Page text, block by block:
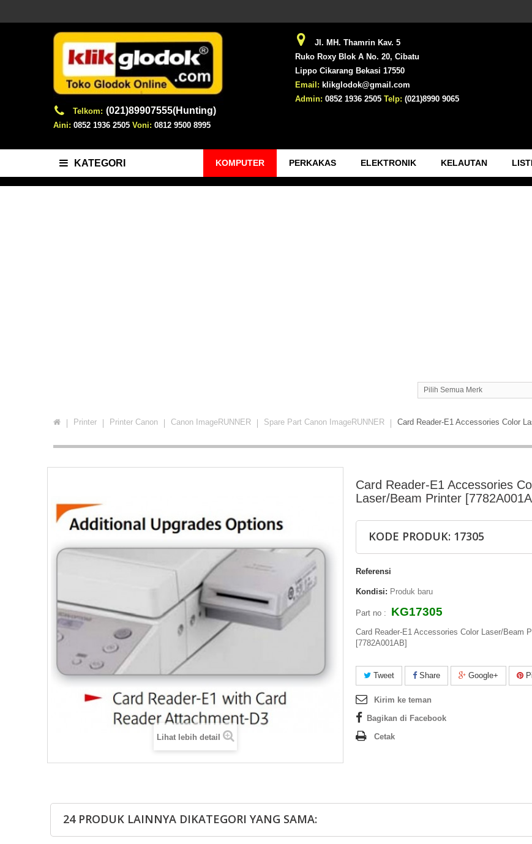
Telkom: (021)89907555(Hunting)
Aini: 0852 1936 2505 Voni: 0812 9500 8995
Jl. MH. Thamrin Kav. 5
Ruko Roxy Blok A No. 20, Cibatu
Lippo Cikarang Bekasi 17550
Email: klikglodok@gmail.com
Admin: 0852 1936 2505 Telp: (021)8990 9065
KATEGORI KOMPUTER PERKAKAS ELEKTRONIK KELAUTAN
Pilih Semua Merk
Printer Printer Canon Canon ImageRUNNER Spare Part Canon ImageRUNNER Card Reader-E1 Accessories Color
Lihat lebih detail
Card Reader-E1 Accessories
Laser/Beam Printer
KODE PRODUK: 17305
Referensi
Kondisi: Produk baru
Part no : KG17305
Card Reader-E1 Accessories Color Laser/Beam
[7782A001AB]
Tweet Share Google+
Kirim ke teman
Bagikan di Facebook
Cetak
24 PRODUK LAINNYA DIKATEGORI YANG SAMA: